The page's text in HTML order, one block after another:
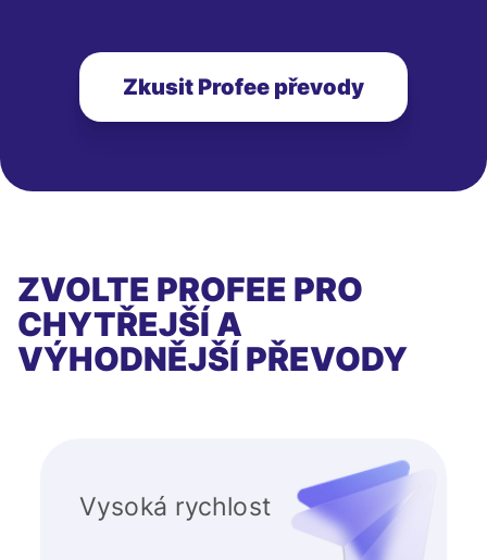
Zkusit Profee převody
ZVOLTE PROFEE PRO
CHYTŘEJŠÍ A
VÝHODNĚJŠÍ PŘEVODY
Vysoká rychlost